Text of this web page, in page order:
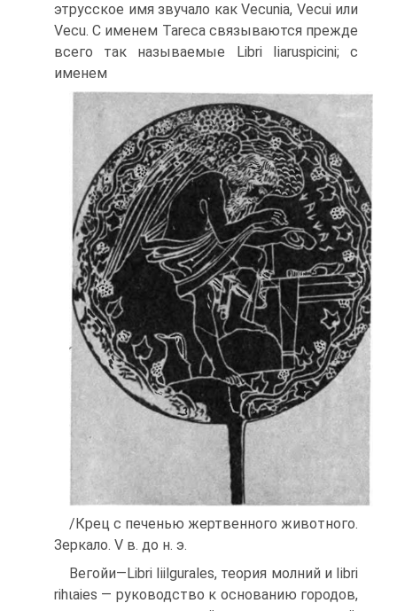
этрусское имя зву­чало как Vecunia, Vecui или
Vecu. C именем Tareca связывают­ся прежде
всего так называемые Libri Iiaruspicini; с
именем
/Крец с печенью жертвенного животного.
Зеркало. V в. до н. э.
Вегойи—Libri Iiilgurales, теория молний и Iibri
rihιaies — ру­ководство к основанию городов,